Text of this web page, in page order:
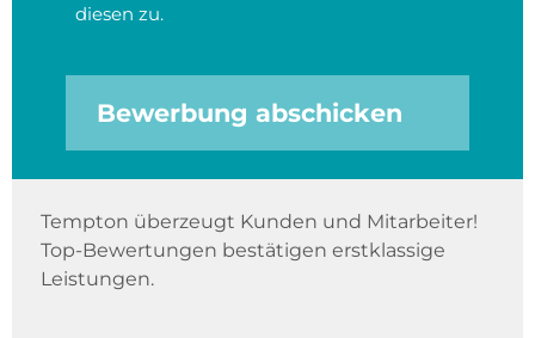
diesen zu.
Bewerbung abschicken
Tempton überzeugt Kunden und Mitarbeiter!
Top-Bewertungen bestätigen erstklassige
Leistungen.